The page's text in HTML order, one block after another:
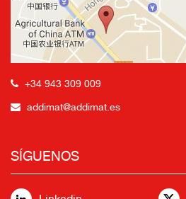
+34 943 309 009
addimat@addimat.es
SÍGUENOS